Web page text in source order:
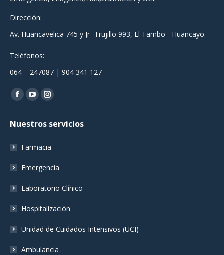
Dirección:
Av. Huancavelica 745 y Jr- Trujillo 993, El Tambo - Huancayo.
Teléfonos:
064 – 247087 | 904 341 127
Encuéntranos en:
Facebook
opens
new
window
YouTube
opens
new
window
Instagram
opens
new
window
Nuestros servicios
Farmacia
Emergencia
Laboratorio Clínico
Hospitalización
Unidad de Cuidados Intensivos (UCI)
Ambulancia